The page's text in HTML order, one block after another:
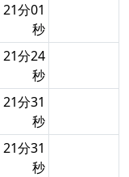
21分01
秒
21分24
秒
21分31
秒
21分31
秒